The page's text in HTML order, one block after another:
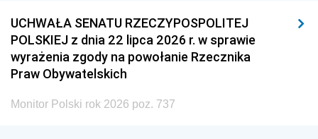
UCHWAŁA SENATU RZECZYPOSPOLITEJ
POLSKIEJ z dnia 22 lipca 2026 r. w sprawie
wyrażenia zgody na powołanie Rzecznika
Praw Obywatelskich
Monitor Polski rok 2026 poz. 737